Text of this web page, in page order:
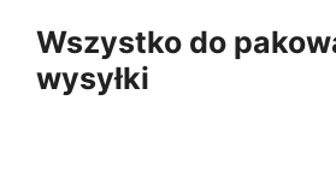
treści
Wszystko do
wysyłki